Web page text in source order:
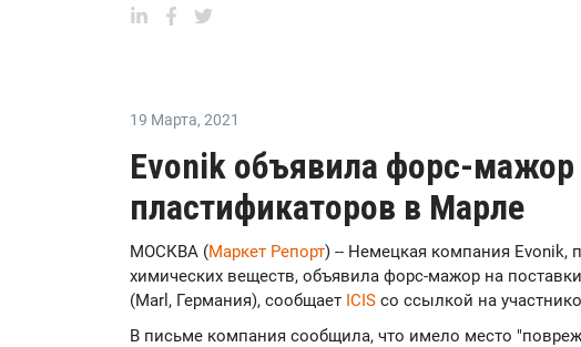
19 Марта, 2021
Evonik объявила форс-мажор
пластификаторов в Марле
МОСКВА (Маркет Репорт) -- Немецкая компания Evonik,
химических веществ, объявила форс-мажор на
(Marl, Германия), сообщает ICIS со ссылкой на
В письме компания сообщила, что имело место